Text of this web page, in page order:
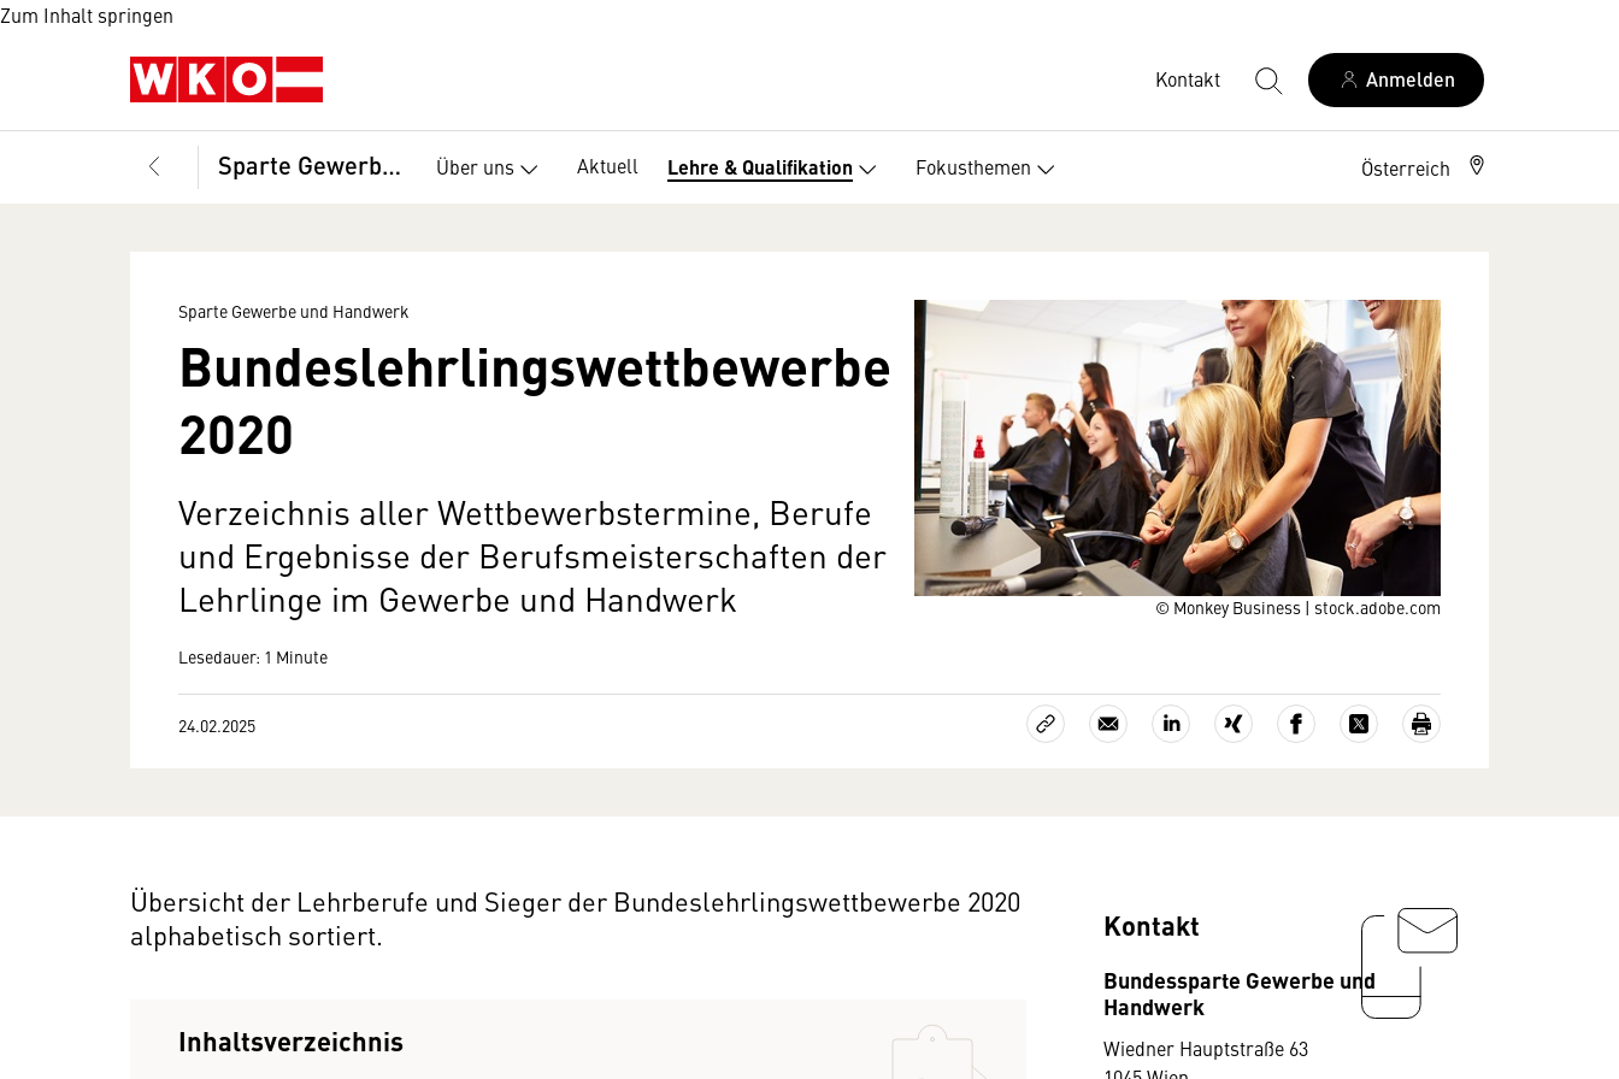
Zum Inhalt springen
Kontakt Anmelden
Sparte Gewerbe und Handwerk Über uns Aktuell Lehre & Qualifikation Fokusthemen Österreich
© Monkey Business | stock.adobe.com
Sparte Gewerbe und Handwerk
Bundeslehrlingswettbewerbe
2020
Verzeichnis aller Wettbewerbstermine, Berufe
und Ergebnisse der Berufsmeisterschaften der
Lehrlinge im Gewerbe und Handwerk
Lesedauer: 1 Minute
24.02.2025
Übersicht der Lehrberufe und Sieger der Bundeslehrlingswettbewerbe 2020
alphabetisch sortiert.
Inhaltsverzeichnis
Kontakt
Bundessparte Gewerbe und
Handwerk
Wiedner Hauptstraße 63